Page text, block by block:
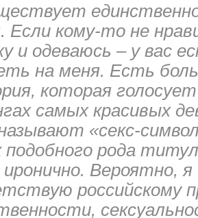
Если кому-то не
и одеваюсь – у вас
на меня. Есть
которая
самых красивых
«секс-
подобного рода
Вероятно, я
российскому